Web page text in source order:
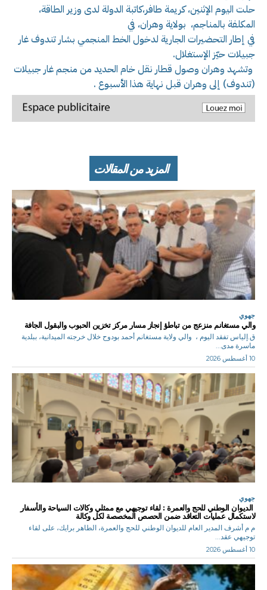
حلت اليوم الإثنين، كريمة طافر،كاتبة الدولة لدى وزير الطاقة،
المكلفة بالمناجم، بولاية وهران، في
في إطار التحضيرات الجارية لدخول الخط المنجمي بشار تندوف غار
جبيلات حيّز الإستغلال.
وتشهد وهران وصول قطار نقل خام الحديد من منجم غار جبيلات
(تندوف) إلى وهران قبل نهاية هذا الأسبوع .
المزيد من المقالات
جهوي
والي مستغانم منزعج من تباطؤ إنجاز مسار مركز تخزين الحبوب والبقول الجافة
ق.إلياس تفقد اليوم ، والي ولاية مستغانم أحمد بودوح خلال خرجته الميدانية، ببلدية
ماسرة مدى...
10 أغسطس 2026
جهوي
الديوان الوطني للحج والعمرة : لقاء توجيهي مع ممثلي وكالات السياحة والأسفار
لاستكمال عمليات التعاقد ضمن الحصص المخصصة لكل وكالة
م م أشرف المدير العام للديوان الوطني للحج والعمرة، الطاهر برايك، على لقاء
توجيهي عقد...
10 أغسطس 2026